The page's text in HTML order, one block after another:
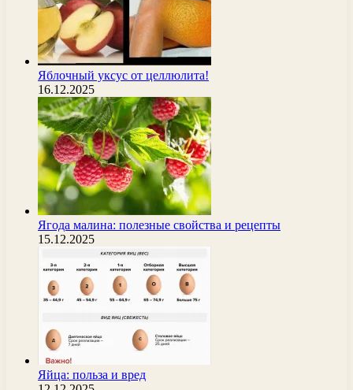
Яблочный уксус от целлюлита!
16.12.2025
Ягода малина: полезные свойства и рецепты
15.12.2025
Яйца: польза и вред